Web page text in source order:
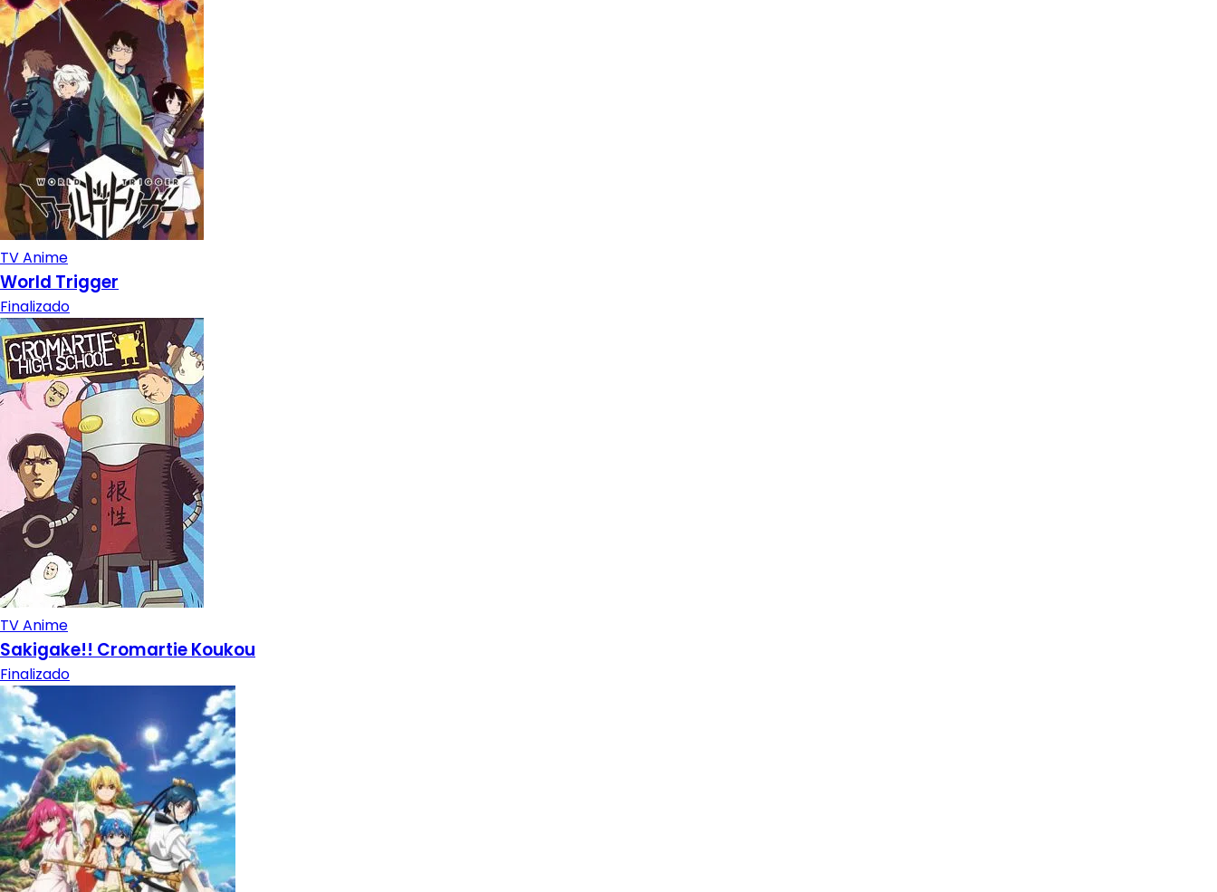
TV Anime
World Trigger
Finalizado
TV Anime
Sakigake!! Cromartie Koukou
Finalizado